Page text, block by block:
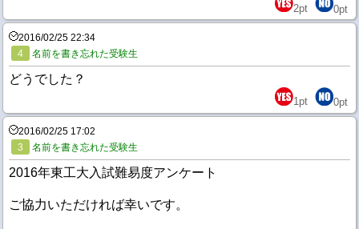
2pt 0pt
2016/02/25 22:34
4
名前を書き忘れた受験生
どうでした？
1pt 0pt
2016/02/25 17:02
3
名前を書き忘れた受験生
2016年東工大入試難易度アンケート
ご協力いただければ幸いです。